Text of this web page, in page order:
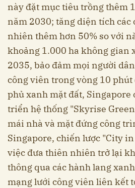
này đặt mục tiêu trồng thêm
năm 2030; tăng diện tích các
nhiên thêm hơn 50% so với
khoảng 1.000 ha không gian
2035, bảo đảm mọi người
công viên trong vòng 10 phút
phủ xanh mặt đất, Singapore
triển hệ thống "Skyrise
mái nhà và mặt đứng công
Singapore, chiến lược "City
việc đưa thiên nhiên trở lại
thông qua các hành lang
mạng lưới công viên liên kết